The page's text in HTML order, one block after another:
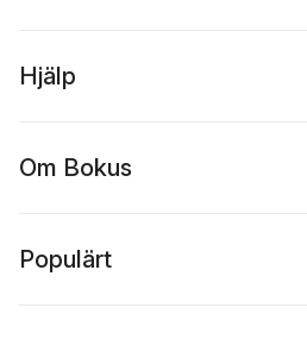
Hjälp
Om Bokus
Populärt